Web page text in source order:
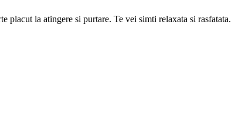
placut la atingere si purtare. Te vei simti relaxata si rasfatata.